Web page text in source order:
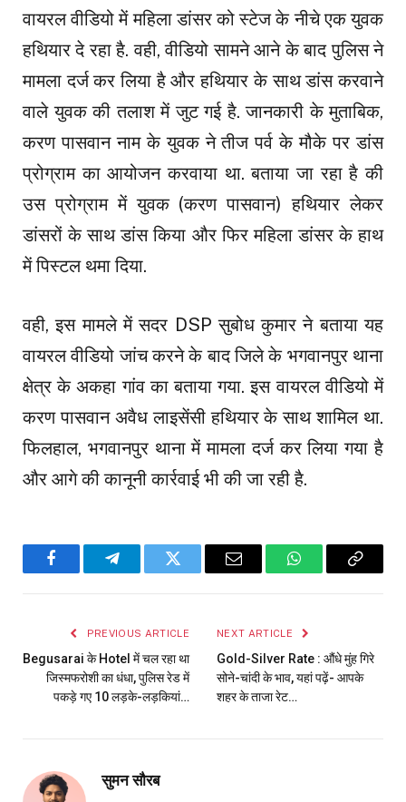
वायरल वीडियो में महिला डांसर को स्टेज के नीचे एक युवक
हथियार दे रहा है. वही, वीडियो सामने आने के बाद पुलिस ने
मामला दर्ज कर लिया है और हथियार के साथ डांस करवाने
वाले युवक की तलाश में जुट गई है. जानकारी के मुताबिक,
करण पासवान नाम के युवक ने तीज पर्व के मौके पर डांस
प्रोग्राम का आयोजन करवाया था. बताया जा रहा है की
उस प्रोग्राम में युवक (करण पासवान) हथियार लेकर
डांसरों के साथ डांस किया और फिर महिला डांसर के हाथ
में पिस्टल थमा दिया.
वही, इस मामले में सदर DSP सुबोध कुमार ने बताया यह
वायरल वीडियो जांच करने के बाद जिले के भगवानपुर थाना
क्षेत्र के अकहा गांव का बताया गया. इस वायरल वीडियो में
करण पासवान अवैध लाइसेंसी हथियार के साथ शामिल था.
फिलहाल, भगवानपुर थाना में मामला दर्ज कर लिया गया है
और आगे की कानूनी कार्रवाई भी की जा रही है.
FacebookTelegramTwitter Email WhatsAppCopy
PREVIOUS ARTICLE
Begusarai के Hotel में चल रहा था
जिस्मफरोशी का धंधा, पुलिस रेड में
पकड़े गए 10 लड़के-लड़कियां…
NEXT ARTICLE
Gold-Silver Rate : औंधे मुंह गिरे
सोने-चांदी के भाव, यहां पढ़ें- आपके
शहर के ताजा रेट…
सुमन सौरब